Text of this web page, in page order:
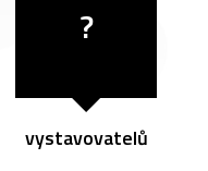
?
vystavovatelů